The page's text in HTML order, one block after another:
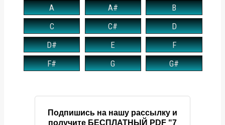
A A#
B
C
C#
D
D#
E
F
F#
G G#
Подпишись на нашу рассылку и
получите БЕСПЛАТНЫЙ PDF "7